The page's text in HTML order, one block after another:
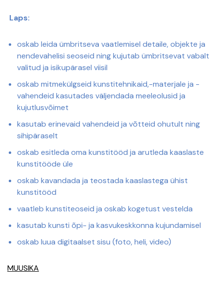
Laps:
oskab leida ümbritseva vaatlemisel detaile, objekte ja
nendevahelisi seoseid ning kujutab ümbritsevat vabalt
valitud ja isikupärasel viisil
oskab mitmekülgseid kunstitehnikaid,-materjale ja -
vahendeid kasutades väljendada meeleolusid ja
kujutlusvõimet
kasutab erinevaid vahendeid ja võtteid ohutult ning
sihipäraselt
oskab esitleda oma kunstitööd ja arutleda kaaslaste
kunstitööde üle
oskab kavandada ja teostada kaaslastega ühist
kunstitööd
vaatleb kunstiteoseid ja oskab kogetust vestelda
kasutab kunsti õpi- ja kasvukeskkonna kujundamisel
oskab luua digitaalset sisu (foto, heli, video)
MUUSIKA